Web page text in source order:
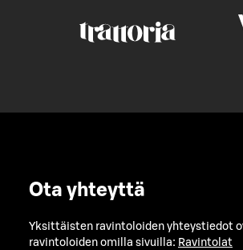
Ota yhteyttä
Yksittäisten ravintoloiden yhteystiedot
ravintoloiden omilla sivuilla: Ravintolat